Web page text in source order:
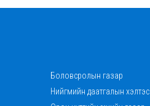
Боловсролын газар
Нийгмийн даатгалын хэлтэс